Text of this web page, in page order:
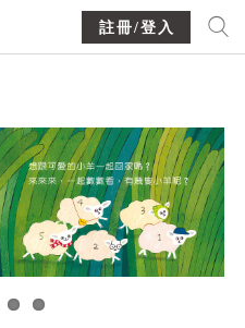
註冊/登入